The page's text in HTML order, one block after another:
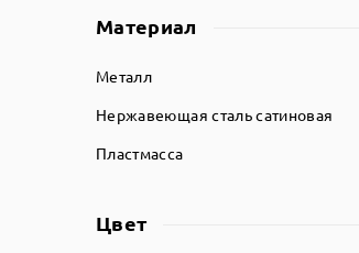
Материал
Металл
Нержавеющая сталь сатиновая
Пластмасса
Цвет